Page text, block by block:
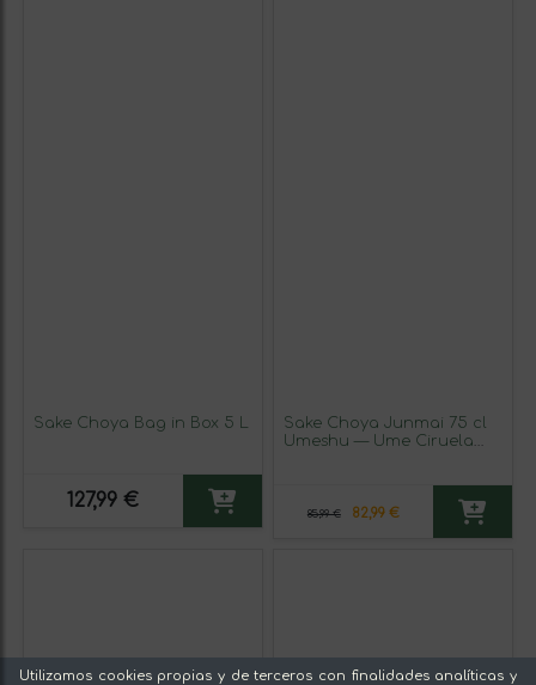
Sake Choya Bag in Box 5 L
127,99 €
Sake Choya Junmai 75 cl
Umeshu — Ume Ciruela
85,99 € 82,99 €
Utilizamos cookies propias y de terceros con finalidades analíticas y